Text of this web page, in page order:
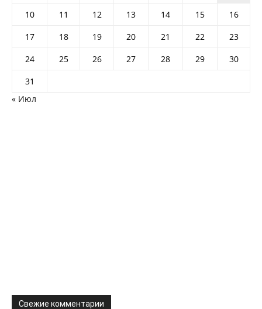
10 11 12 13 14 15
16
17
18 19 20 21 22
23
24
25 26 27 28 29
30
31
« Июл
Свежие комментарии